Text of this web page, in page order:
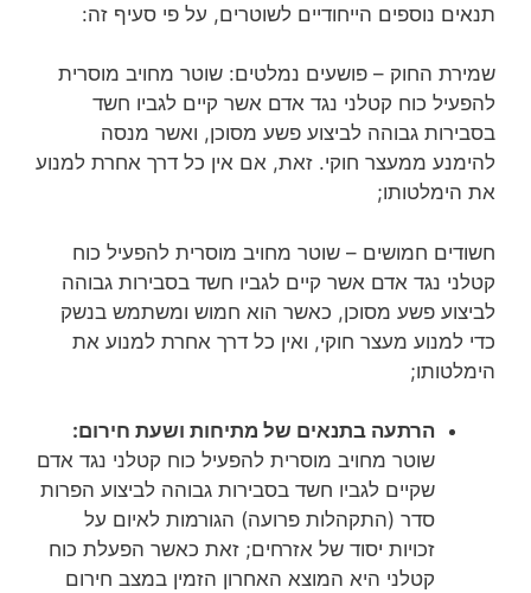
תנאים נוספים הייחודיים לשוטרים, על פי סעיף זה:
שמירת החוק – פושעים נמלטים: שוטר מחויב מוסרית
להפעיל כוח קטלני נגד אדם אשר קיים לגביו חשד
בסבירות גבוהה לביצוע פשע מסוכן, ואשר מנסה
להימנע ממעצר חוקי. זאת, אם אין כל דרך אחרת למנוע
את הימלטותו;
חשודים חמושים – שוטר מחויב מוסרית להפעיל כוח
קטלני נגד אדם אשר קיים לגביו חשד בסבירות גבוהה
לביצוע פשע מסוכן, כאשר הוא חמוש ומשתמש בנשק
כדי למנוע מעצר חוקי, ואין כל דרך אחרת למנוע את
הימלטותו;
הרתעה בתנאים של מתיחות ושעת חירום:
שוטר מחויב מוסרית להפעיל כוח קטלני נגד אדם
שקיים לגביו חשד בסבירות גבוהה לביצוע הפרות
סדר (התקהלות פרועה) הגורמות לאיום על
זכויות יסוד של אזרחים; זאת כאשר הפעלת כוח
קטלני היא המוצא האחרון הזמין במצב חירום